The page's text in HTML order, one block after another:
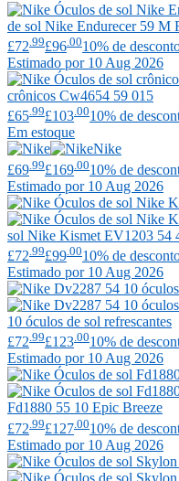
de sol Nike Endurecer 59 M
£72 .99£96 .0010% de
Estimado por 10 Aug 2026
crônicos Cw4654 59 015
£65.99£103.0010% de
Em estoque
Nike
£69 .99£169 .0010% de
Estimado por 10 Aug 2026
sol Nike Kismet EV1203 54
£72 .99£99 .0010% de
Estimado por 10 Aug 2026
10 óculos de sol refrescantes
£72.99£123.0010% de
Estimado por 10 Aug 2026
Fd1880 55 10 Epic Breeze
£72 .99£127 .0010% de
Estimado por 10 Aug 2026